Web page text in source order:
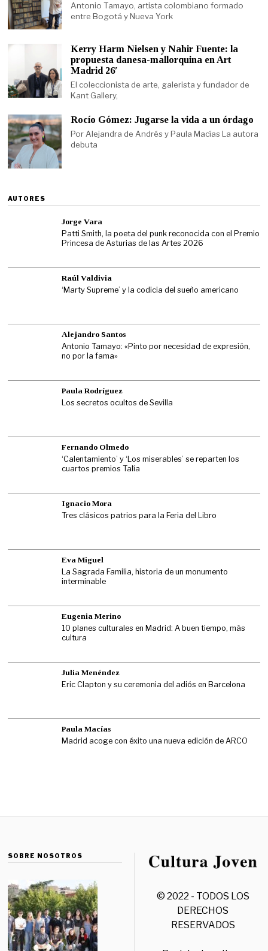
Antonio Tamayo, artista colombiano formado
entre Bogotá y Nueva York
Kerry Harm Nielsen y Nahir Fuente: la
propuesta danesa-mallorquina en Art
Madrid 26′
El coleccionista de arte, galerista y fundador de
Kant Gallery,
Rocío Gómez: Jugarse la vida a un órdago
Por Alejandra de Andrés y Paula Macías La autora
debuta
AUTORES
Jorge Vara
Patti Smith, la poeta del punk reconocida con el Premio
Princesa de Asturias de las Artes 2026
Raúl Valdivia
‘Marty Supreme’ y la codicia del sueño americano
Alejandro Santos
Antonio Tamayo: «Pinto por necesidad de expresión,
no por la fama»
Paula Rodríguez
Los secretos ocultos de Sevilla
Fernando Olmedo
‘Calentamiento’ y ‘Los miserables’ se reparten los
cuartos premios Talía
Ignacio Mora
Tres clásicos patrios para la Feria del Libro
Eva Miguel
La Sagrada Familia, historia de un monumento
interminable
Eugenia Merino
10 planes culturales en Madrid: A buen tiempo, más
cultura
Julia Menéndez
Eric Clapton y su ceremonia del adiós en Barcelona
Paula Macías
Madrid acoge con éxito una nueva edición de ARCO
SOBRE NOSOTROS
© 2022 - TODOS LOS
DERECHOS
RESERVADOS